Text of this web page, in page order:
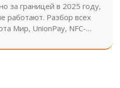
за границей в 2025 году,
работают. Разбор всех
Мир, UnionPay, NFC-